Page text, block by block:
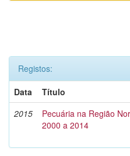
Registos:
Data
Título
2015
Pecuária na Região
2000 a 2014